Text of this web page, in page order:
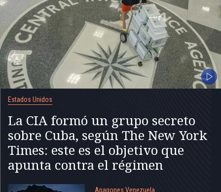
Estados Unidos
La CIA formó un grupo secreto
sobre Cuba, según The New York
Times: este es el objetivo que
apunta contra el régimen
Apagones Venezuela